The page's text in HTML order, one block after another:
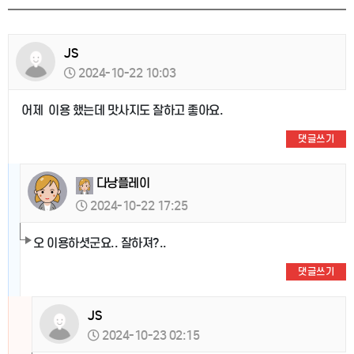
JS
2024-10-22 10:03
어제 이용 했는데 맛사지도 잘하고 좋아요.
댓글쓰기
다낭플레이
2024-10-22 17:25
오 이용하셧군요.. 잘하져?..
댓글쓰기
JS
2024-10-23 02:15